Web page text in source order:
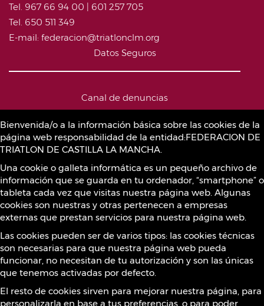
Bienvenida/o a la información básica sobre las cookies de la
página web responsabilidad de la entidad:FEDERACION DE
TRIATLON DE CASTILLA LA MANCHA.
Una cookie o galleta informática es un pequeño archivo de
información que se guarda en tu ordenador, “smartphone” o
tableta cada vez que visitas nuestra página web. Algunas
cookies son nuestras y otras pertenecen a empresas
externas que prestan servicios para nuestra página web.
Las cookies pueden ser de varios tipos: las cookies técnicas
son necesarias para que nuestra página web pueda
funcionar, no necesitan de tu autorización y son las únicas
que tenemos activadas por defecto.
El resto de cookies sirven para mejorar nuestra página, para
personalizarla en base a tus preferencias, o para poder
Tel. 967 66 94 00 | 601 257 705
Tel. 650 511 349
E-mail: federacion@triatlonclm.org
Datos Seguros
Canal de denuncias
Política de Cookies
Sustancias prohibidas
Contacto
¡Síguenos!